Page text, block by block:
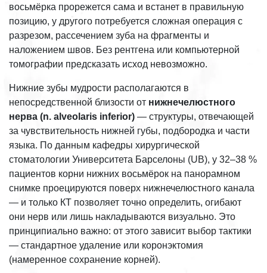
восьмёрка прорежется сама и встанет в правильную
позицию, у другого потребуется сложная операция с
разрезом, рассечением зуба на фрагменты и
наложением швов. Без рентгена или компьютерной
томографии предсказать исход невозможно.
Нижние зубы мудрости располагаются в
непосредственной близости от нижнечелюстного
нерва (n. alveolaris inferior) — структуры, отвечающей
за чувствительность нижней губы, подбородка и части
языка. По данным кафедры хирургической
стоматологии Университета Барселоны (UB), у 32–38 %
пациентов корни нижних восьмёрок на панорамном
снимке проецируются поверх нижнечелюстного канала
— и только КТ позволяет точно определить, огибают
они нерв или лишь накладываются визуально. Это
принципиально важно: от этого зависит выбор тактики
— стандартное удаление или коронэктомия
(намеренное сохранение корней).